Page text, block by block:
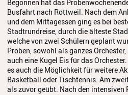
Unsere
Standorte
Begonnen hat das
Busfahrt nach Rottweil. Nach dem
und dem Mittagessen ging es bei
Stadtrundreise, durch die älteste
welche von zwei Schülern geplant
Proben, sowohl als ganzes
auch eine Kugel Eis für das
es auch die Möglichkeit für weitere
Basketball oder Tischtennis. Am
als zuvor geübt. Nach den